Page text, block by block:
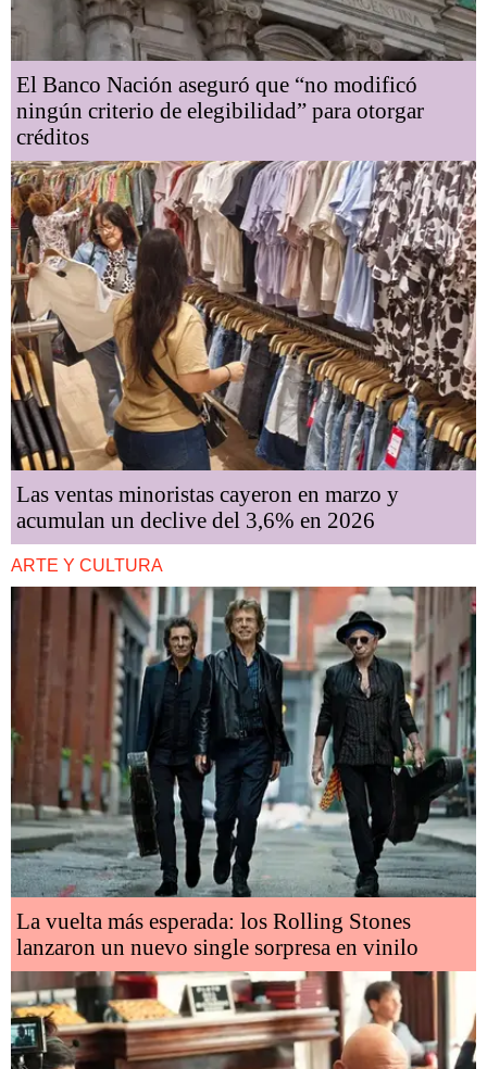
El Banco Nación aseguró que “no modificó
ningún criterio de elegibilidad” para otorgar
créditos
Las ventas minoristas cayeron en marzo y
acumulan un declive del 3,6% en 2026
ARTE Y CULTURA
La vuelta más esperada: los Rolling Stones
lanzaron un nuevo single sorpresa en vinilo